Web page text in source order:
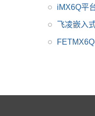
iMX6Q平
飞凌嵌入